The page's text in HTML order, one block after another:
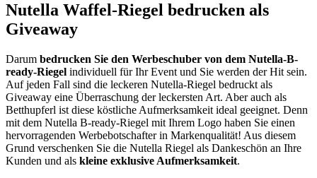
Nutella Waffel-Riegel bedrucken als
Giveaway
Darum bedrucken Sie den Werbeschuber von dem Nutella-B-
ready-Riegel individuell für Ihr Event und Sie werden der Hit sein.
Auf jeden Fall sind die leckeren Nutella-Riegel bedruckt als
Giveaway eine Überraschung der leckersten Art. Aber auch als
Betthupferl ist diese köstliche Aufmerksamkeit ideal geeignet. Denn
mit dem Nutella B-ready-Riegel mit Ihrem Logo haben Sie einen
hervorragenden Werbebotschafter in Markenqualität! Aus diesem
Grund verschenken Sie die Nutella Riegel als Dankeschön an Ihre
Kunden und als kleine exklusive Aufmerksamkeit.